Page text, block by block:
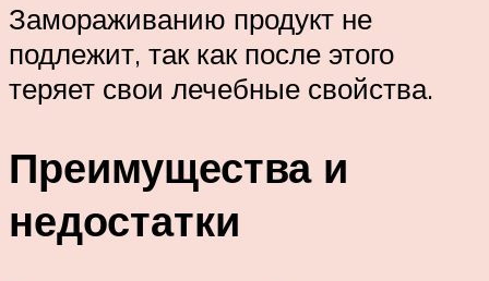
Замораживанию продукт не
подлежит, так как после этого
теряет свои лечебные свойства.
Преимущества и
недостатки